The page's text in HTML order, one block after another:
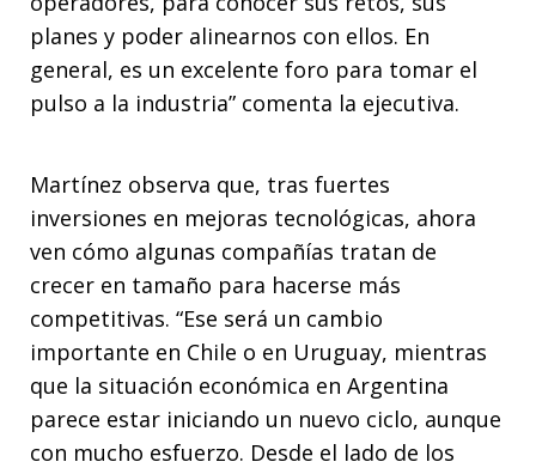
planes y poder alinearnos con ellos. En
general, es un excelente foro para tomar el
pulso a la industria” comenta la ejecutiva.
Martínez observa que, tras fuertes
inversiones en mejoras tecnológicas, ahora
ven cómo algunas compañías tratan de
crecer en tamaño para hacerse más
competitivas. “Ese será un cambio
importante en Chile o en Uruguay, mientras
que la situación económica en Argentina
parece estar iniciando un nuevo ciclo, aunque
con mucho esfuerzo. Desde el lado de los